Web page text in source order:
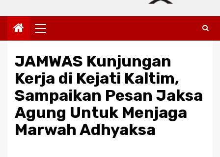
Primary
Menu
JAMWAS Kunjungan
Kerja di Kejati Kaltim,
Sampaikan Pesan Jaksa
Agung Untuk Menjaga
Marwah Adhyaksa